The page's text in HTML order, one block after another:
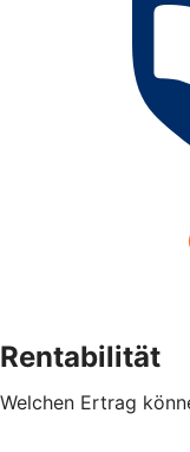
Rentabilität
Welchen Ertrag